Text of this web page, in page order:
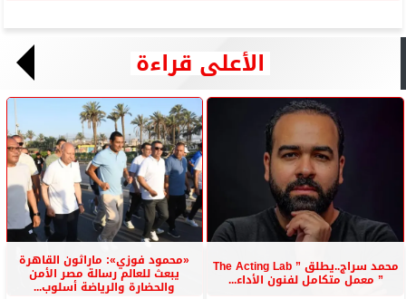
الأعلى قراءة
محمد سراج..يطلق ” The Acting Lab
” معمل متكامل لفنون الأداء...
«محمود فوزي»: ماراثون القاهرة
يبعث للعالم رسالة مصر الأمن
والحضارة والرياضة أسلوب...